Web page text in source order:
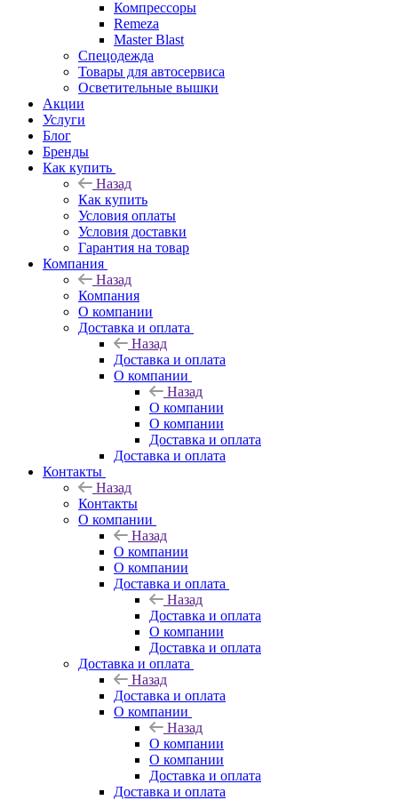
Компрессоры
Remeza
Master Blast
Спецодежда
Товары для автосервиса
Осветительные вышки
Акции
Услуги
Блог
Бренды
Как купить
Назад
Как купить
Условия оплаты
Условия доставки
Гарантия на товар
Компания
Назад
Компания
О компании
Доставка и оплата
Назад
Доставка и оплата
О компании
Назад
О компании
О компании
Доставка и оплата
Доставка и оплата
Контакты
Назад
Контакты
О компании
Назад
О компании
О компании
Доставка и оплата
Назад
Доставка и оплата
О компании
Доставка и оплата
Доставка и оплата
Назад
Доставка и оплата
О компании
Назад
О компании
О компании
Доставка и оплата
Доставка и оплата